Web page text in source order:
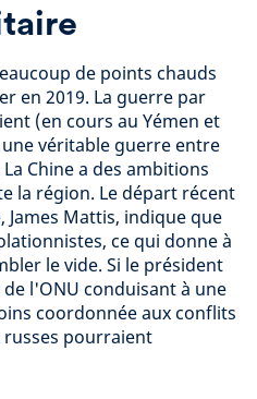
de points chauds
en 2019. La guerre par
(en cours au Yémen et
véritable guerre entre
Chine a des ambitions
la région. Le départ récent
James Mattis, indique que
ce qui donne à
le vide. Si le président
l'ONU conduisant à une
coordonnée aux conflits
pourraient